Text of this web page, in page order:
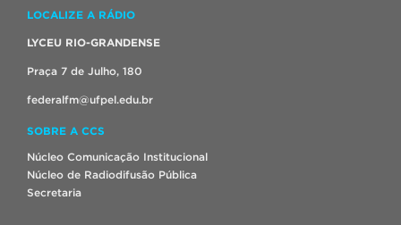
LOCALIZE A RÁDIO
LYCEU RIO-GRANDENSE
Praça 7 de Julho, 180
federalfm@ufpel.edu.br
SOBRE A CCS
Núcleo Comunicação Institucional
Núcleo de Radiodifusão Pública
Secretaria